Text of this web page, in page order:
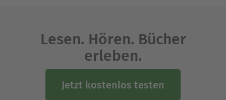
Lesen. Hören. Bücher
erleben.
Jetzt kostenlos testen